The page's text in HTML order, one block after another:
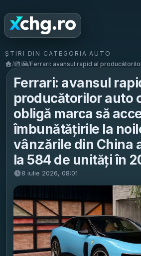
ȘTIRI DIN CATEGORIA AUTO
/
/ /Ferrari: avansul rapid al
Ferrari: avansul
producătorilor auto
obligă marca să
îmbunătățirile la
vânzările din China
la 584 de unități în
8 iulie 2026, 08:01